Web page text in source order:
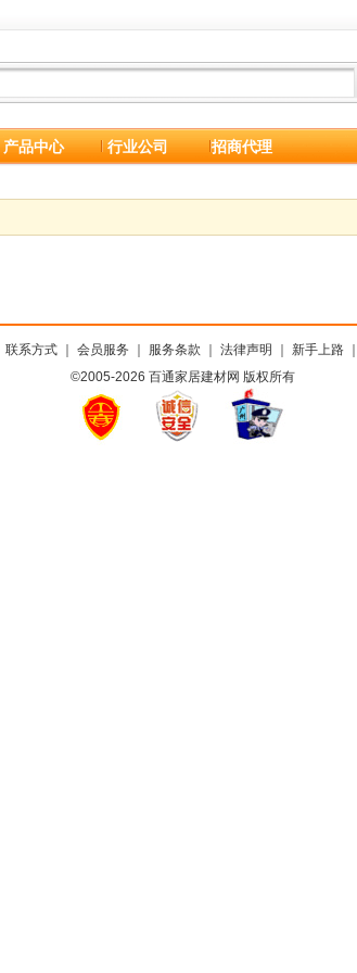
产品中心 行业公司 招商代理
联系方式｜ 会员服务 服务条款 法律声明 新手上路｜
©2005-2026 百通家居建材网 版权所有